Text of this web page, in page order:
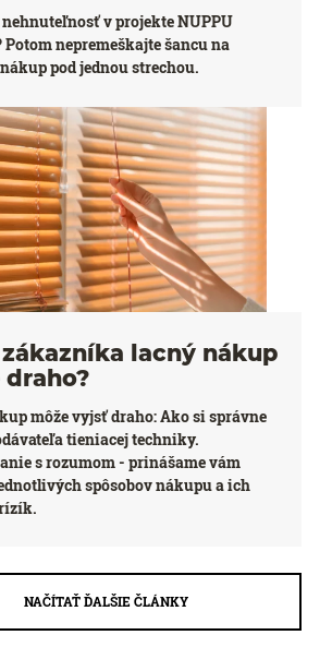
v projekte NUPPU
nepremeškajte šancu na
pod jednou strechou.
lacný nákup
môže vyjsť draho: Ako si správne
tieniacej techniky.
s rozumom - prinášame vám
spôsobov nákupu a ich
NAČÍTAŤ ĎALŠIE ČLÁNKY